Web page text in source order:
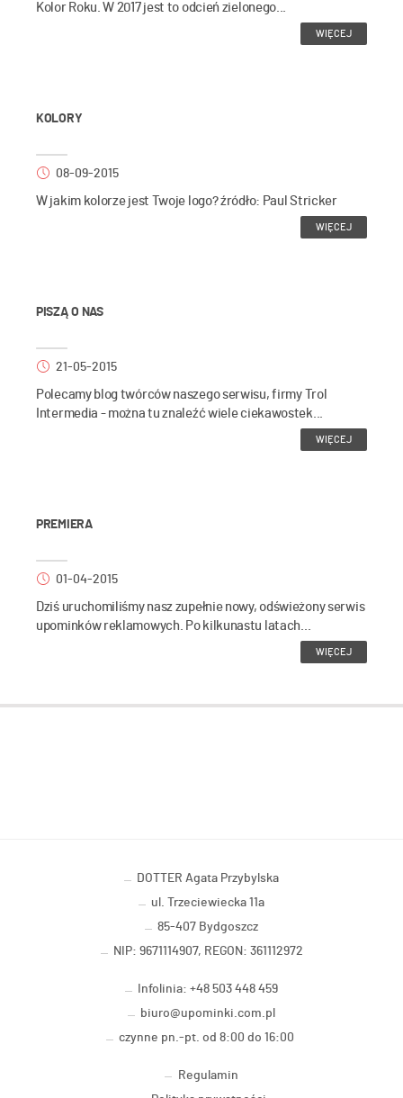
Kolor Roku. W 2017 jest to odcień zielonego...
WIĘCEJ
KOLORY
08-09-2015
W jakim kolorze jest Twoje logo? źródło: Paul Stricker
WIĘCEJ
PISZĄ O NAS
21-05-2015
Polecamy blog twórców naszego serwisu, firmy Trol
Intermedia - można tu znaleźć wiele ciekawostek...
WIĘCEJ
PREMIERA
01-04-2015
Dziś uruchomiliśmy nasz zupełnie nowy, odświeżony serwis
upominków reklamowych. Po kilkunastu latach...
WIĘCEJ
DOTTER Agata Przybylska
ul. Trzeciewiecka 11a
85-407 Bydgoszcz
NIP: 9671114907, REGON: 361112972
Infolinia: +48 503 448 459
biuro@upominki.com.pl
czynne pn.-pt. od 8:00 do 16:00
Regulamin